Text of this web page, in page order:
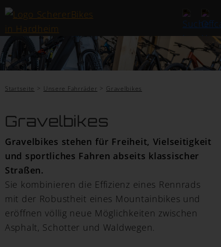
Startseite Unsere Fahrräder Gravelbikes
Gravelbikes
Gravelbikes stehen für Freiheit, Vielseitigkeit
und sportliches Fahren abseits klassischer
Straßen.
Sie kombinieren die Effizienz eines Rennrads
mit der Robustheit eines Mountainbikes und
eröffnen völlig neue Möglichkeiten zwischen
Asphalt, Schotter und Waldwegen.